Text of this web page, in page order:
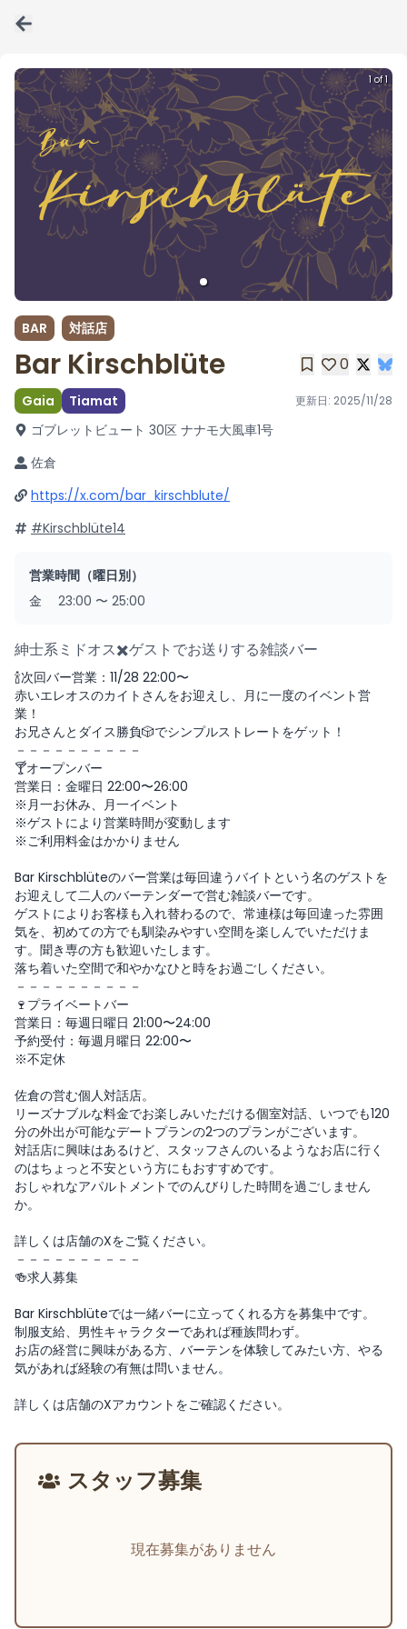
1 of 1
BAR 対話店
Bar Kirschblüte 0
Gaia Tiamat 更新日: 2025/11/28
ゴブレットビュート 30区 ナナモ大風車1号
佐倉
https://x.com/bar_kirschblute/
#Kirschblüte14
営業時間（曜日別）
金
23:00 〜 25:00
紳士系ミドオス✖️ゲストでお送りする雑談バー
🍾次回バー営業：11/28 22:00〜
赤いエレオスのカイトさんをお迎えし、月に一度のイベント営
業！
お兄さんとダイス勝負🎲でシンプルストレートをゲット！
－－－－－－－－－－
🍸オープンバー
営業日：金曜日 22:00〜26:00
※月一お休み、月一イベント
※ゲストにより営業時間が変動します
※ご利用料金はかかりません
Bar Kirschblüteのバー営業は毎回違うバイトという名のゲストを
お迎えして二人のバーテンダーで営む雑談バーです。
ゲストによりお客様も入れ替わるので、常連様は毎回違った雰囲
気を、初めての方でも馴染みやすい空間を楽しんでいただけま
す。聞き専の方も歓迎いたします。
落ち着いた空間で和やかなひと時をお過ごしください。
－－－－－－－－－－
🍷プライベートバー
営業日：毎週日曜日 21:00〜24:00
予約受付：毎週月曜日 22:00〜
※不定休
佐倉の営む個人対話店。
リーズナブルな料金でお楽しみいただける個室対話、いつでも120
分の外出が可能なデートプランの2つのプランがございます。
対話店に興味はあるけど、スタッフさんのいるようなお店に行く
のはちょっと不安という方にもおすすめです。
おしゃれなアパルトメントでのんびりした時間を過ごしません
か。
詳しくは店舗のXをご覧ください。
－－－－－－－－－－
🍻求人募集
Bar Kirschblüteでは一緒バーに立ってくれる方を募集中です。
制服支給、男性キャラクターであれば種族問わず。
お店の経営に興味がある方、バーテンを体験してみたい方、やる
気があれば経験の有無は問いません。
詳しくは店舗のXアカウントをご確認ください。
スタッフ募集
現在募集がありません